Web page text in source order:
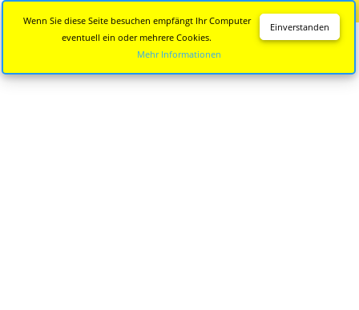
Einverstanden
Wenn Sie diese Seite besuchen empfängt Ihr Computer
eventuell ein oder mehrere Cookies.
Mehr Informationen